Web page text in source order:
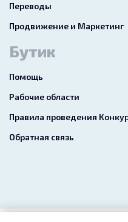
Переводы
Продвижение и Маркетинг
Бутик
Помощь
Рабочие области
Правила проведения
Обратная связь